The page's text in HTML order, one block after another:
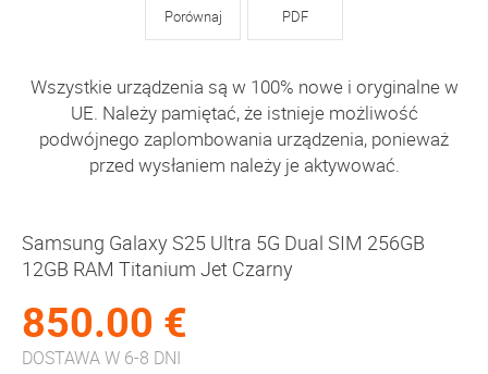
Porównaj PDF
Wszystkie urządzenia są w 100% nowe i oryginalne w
UE. Należy pamiętać, że istnieje możliwość
podwójnego zaplombowania urządzenia, ponieważ
przed wysłaniem należy je aktywować.
Samsung Galaxy S25 Ultra 5G Dual SIM 256GB
12GB RAM Titanium Jet Czarny
850.00 €
DOSTAWA W 6-8 DNI